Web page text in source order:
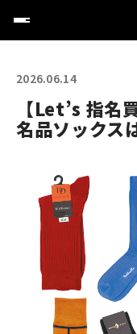
2026.06.14
【Let’s 指名
名品ソックス